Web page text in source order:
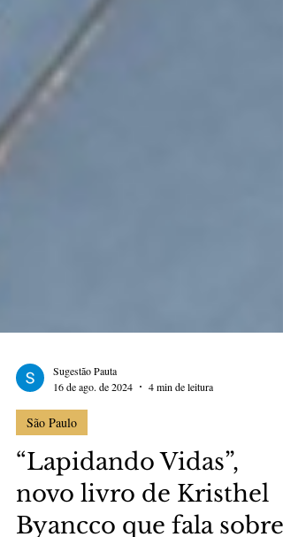
16 de ago. de 2024
São Paulo
“Lapidando Vidas”,
novo livro de Kristhel